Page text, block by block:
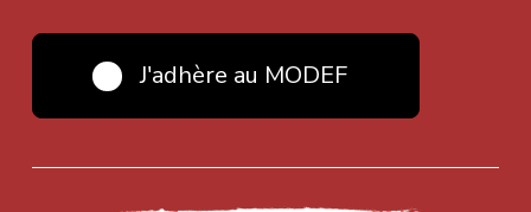
J'adhère au MODEF